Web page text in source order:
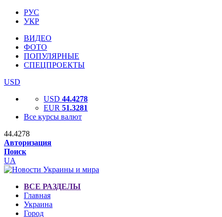
РУС
УКР
ВИДЕО
ФОТО
ПОПУЛЯРНЫЕ
СПЕЦПРОЕКТЫ
USD
USD 44.4278
EUR 51.3281
Все курсы валют
44.4278
Авторизация
Поиск
UA
ВСЕ РАЗДЕЛЫ
Главная
Украина
Город